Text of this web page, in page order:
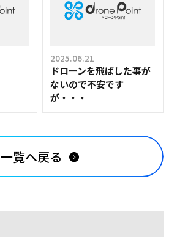
2025.06.21
ドローンを飛ばした事が
ないので不安です
が・・・
一覧へ戻る